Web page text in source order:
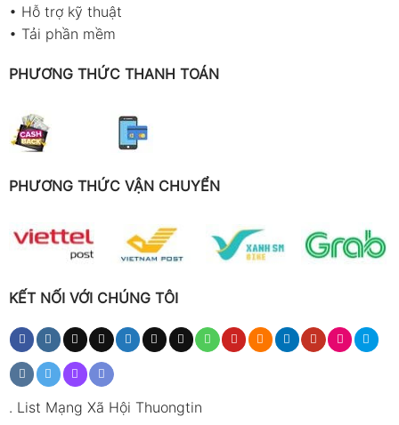
• Hỗ trợ kỹ thuật
• Tải phần mềm
PHƯƠNG THỨC THANH TOÁN
PHƯƠNG THỨC VẬN CHUYỂN
KẾT NỐI VỚI CHÚNG TÔI
. List Mạng Xã Hội Thuongtin